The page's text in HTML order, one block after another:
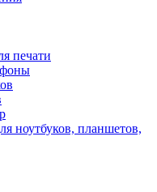
печати
ноутбуков, планшетов,